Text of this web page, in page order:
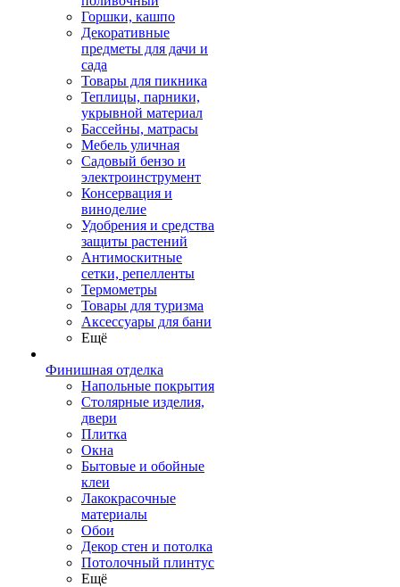
Горшки, кашпо
Декоративные
предметы для дачи и
сада
Товары для пикника
Теплицы, парники,
укрывной материал
Бассейны, матрасы
Мебель уличная
Садовый бензо и
электроинструмент
Консервация и
виноделие
Удобрения и средства
защиты растений
Антимоскитные
сетки, репелленты
Термометры
Товары для туризма
Аксессуары для бани
Ещё
Финишная отделка
Напольные покрытия
Столярные изделия,
двери
Плитка
Окна
Бытовые и обойные
клеи
Лакокрасочные
материалы
Обои
Декор стен и потолка
Потолочный плинтус
Ещё